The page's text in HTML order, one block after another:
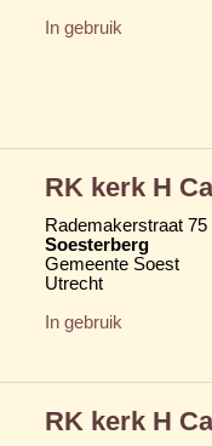
In gebruik
RK kerk H
Rademakerstraat 75
Soesterberg
Gemeente Soest
Utrecht
In gebruik
RK kerk H